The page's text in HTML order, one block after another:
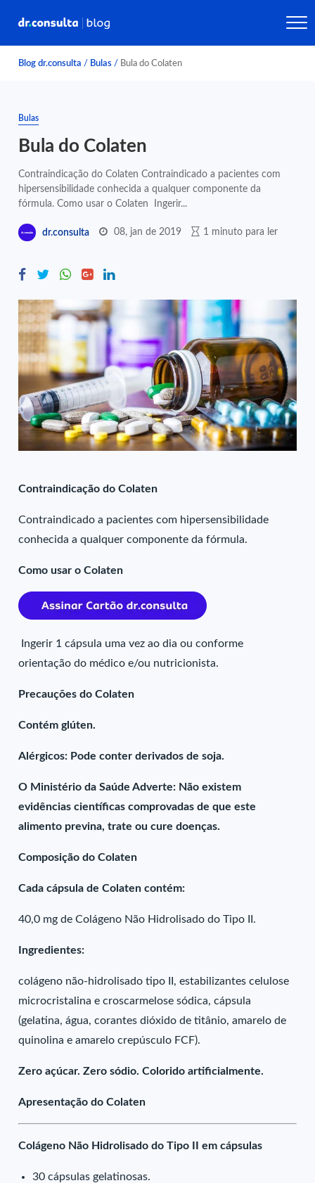
Blog dr.consulta / Bulas / Bula do Colaten
Bulas
Bula do Colaten
Contraindicação do Colaten Contraindicado a pacientes com
hipersensibilidade conhecida a qualquer componente da
fórmula. Como usar o Colaten Ingerir...
dr.consulta 08, jan de 2019 1 minuto para ler
Contraindicação do Colaten
Contraindicado a pacientes com hipersensibilidade
conhecida a qualquer componente da fórmula.
Como usar o Colaten
Ingerir 1 cápsula uma vez ao dia ou conforme
orientação do médico e/ou nutricionista.
Precauções do Colaten
Contém glúten.
Alérgicos: Pode conter derivados de soja.
O Ministério da Saúde Adverte: Não existem
evidências científicas comprovadas de que este
alimento previna, trate ou cure doenças.
Composição do Colaten
Cada cápsula de Colaten contém:
40,0 mg de Colágeno Não Hidrolisado do Tipo II.
Ingredientes:
colágeno não-hidrolisado tipo II, estabilizantes celulose
microcristalina e croscarmelose sódica, cápsula
(gelatina, água, corantes dióxido de titânio, amarelo de
quinolina e amarelo crepúsculo FCF).
Zero açúcar. Zero sódio. Colorido artificialmente.
Apresentação do Colaten
Colágeno Não Hidrolisado do Tipo II em cápsulas
30 cápsulas gelatinosas.